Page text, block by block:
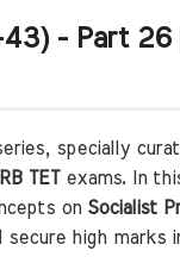
- Part 26
specially
TETexams. In
on Socialist
high marks